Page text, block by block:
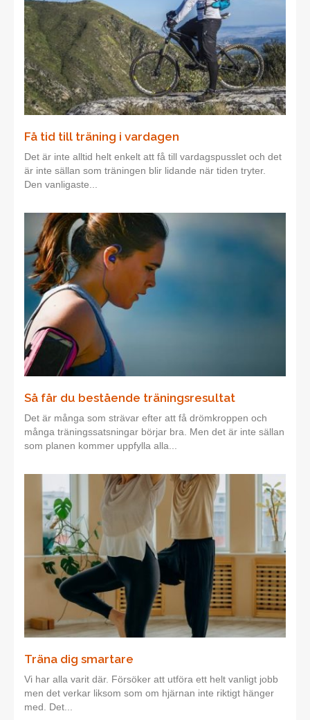
Få tid till träning i vardagen
Det är inte alltid helt enkelt att få till vardagspusslet och det
är inte sällan som träningen blir lidande när tiden tryter.
Den vanligaste...
Så får du bestående träningsresultat
Det är många som strävar efter att få drömkroppen och
många träningssatsningar börjar bra. Men det är inte sällan
som planen kommer uppfylla alla...
Träna dig smartare
Vi har alla varit där. Försöker att utföra ett helt vanligt jobb
men det verkar liksom som om hjärnan inte riktigt hänger
med. Det...